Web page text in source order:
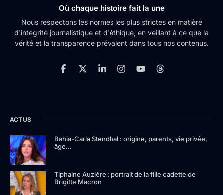
Où chaque histoire fait la une
Nous respectons les normes les plus strictes en matière
d'intégrité journalistique et d'éthique, en veillant à ce que la
vérité et la transparence prévalent dans tous nos contenus.
ACTUS
Bahia-Carla Stendhal : origine, parents, vie privée,
âge…
Tiphaine Auzière : portrait de la fille cadette de
Brigitte Macron